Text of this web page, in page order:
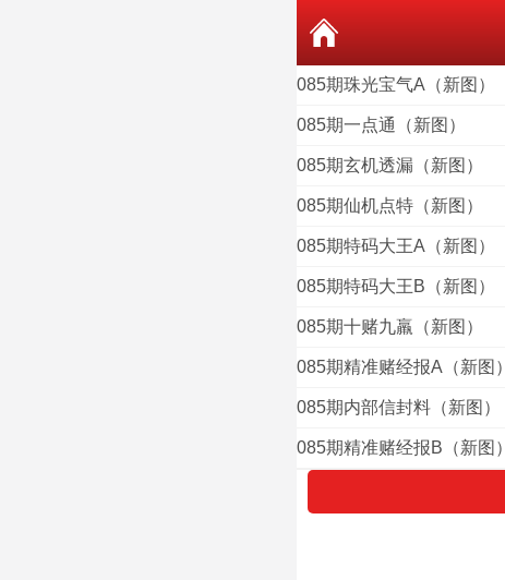
085期珠光宝气A（新图）
085期一点通（新图）
085期玄机透漏（新图）
085期仙机点特（新图）
085期特码大王A（新图）
085期特码大王B（新图）
085期十赌九羸（新图）
085期精准赌经报A（新图）
085期内部信封料（新图）
085期精准赌经报B（新图）